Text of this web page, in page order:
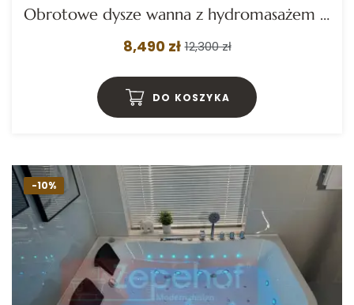
Obrotowe dysze wanna z hydromasażem EB-7066 prostokątna 170cmx78cmx61cm Wodospad LED x 2+Ambiente z podgrzewaczem+pilot
8,490 zł 12,300 zł
DO KOSZYKA
-10%